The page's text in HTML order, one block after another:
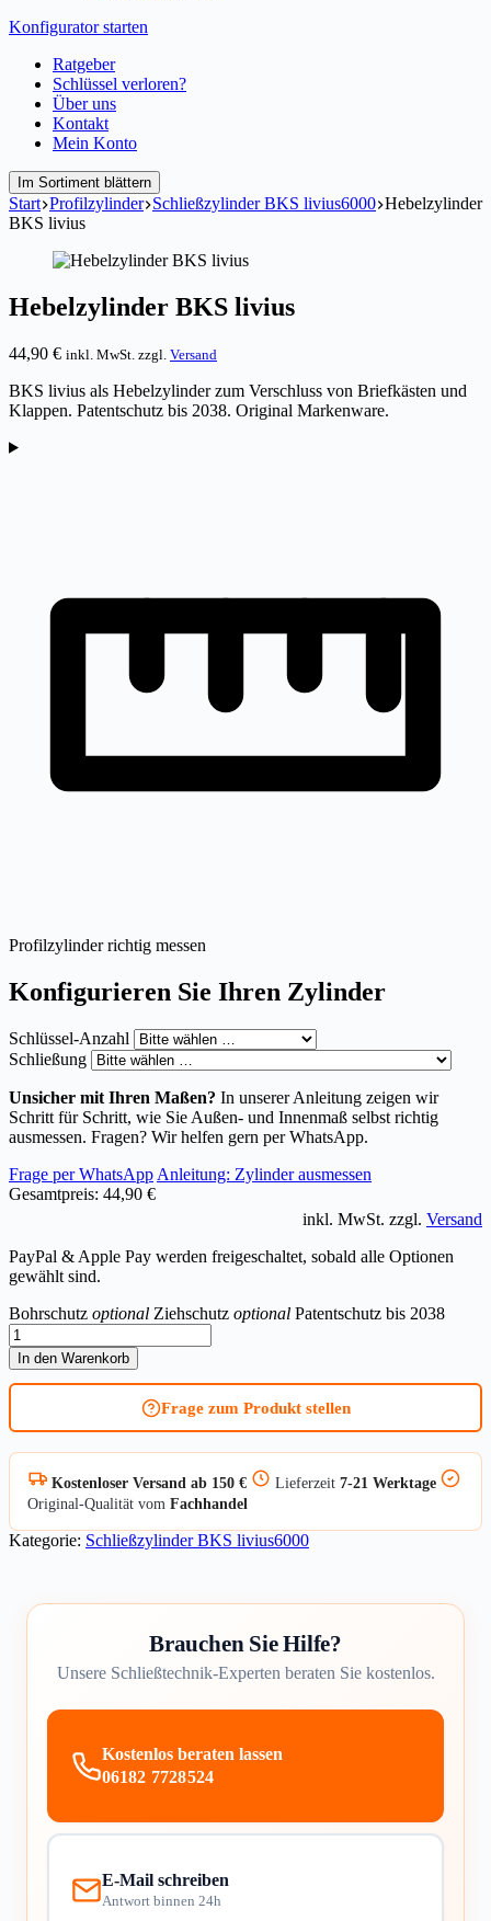
Konfigurator starten
Ratgeber
Schlüssel verloren?
Über uns
Kontakt
Mein Konto
Im Sortiment blättern
Start Profilzylinder Schließzylinder BKS livius6000 Hebelzylinder
BKS livius
Hebelzylinder BKS livius
44,90 € inkl. MwSt. zzgl. Versand
BKS livius als Hebelzylinder zum Verschluss von Briefkästen und
Klappen. Patentschutz bis 2038. Original Markenware.
Profilzylinder richtig messen
Konfigurieren Sie Ihren Zylinder
Schlüssel-Anzahl
Schließung
Unsicher mit Ihren Maßen? In unserer Anleitung zeigen wir
Schritt für Schritt, wie Sie Außen- und Innenmaß selbst richtig
ausmessen. Fragen? Wir helfen gern per WhatsApp.
Frage per WhatsApp Anleitung: Zylinder ausmessen
Gesamtpreis: 44,90 €
inkl. MwSt. zzgl. Versand
PayPal & Apple Pay werden freigeschaltet, sobald alle Optionen
gewählt sind.
Bohrschutz optional Ziehschutz optional Patentschutz bis 2038
Hebelzylinder
BKS
livius
Menge
In den Warenkorb
Frage zum Produkt stellen
Kostenloser Versand ab 150 € Lieferzeit 7-21 Werktage
Original-Qualität vom Fachhandel
Kategorie: Schließzylinder BKS livius6000
Brauchen Sie Hilfe?
Unsere Schließtechnik-Experten beraten Sie kostenlos.
Kostenlos beraten lassen
06182 7728524
E-Mail schreiben
Antwort binnen 24h